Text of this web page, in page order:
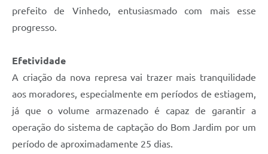
prefeito de Vinhedo, entusiasmado com mais esse
progresso.
Efetividade
A criação da nova represa vai trazer mais tranquilidade
aos moradores, especialmente em períodos de estiagem,
já que o volume armazenado é capaz de garantir a
operação do sistema de captação do Bom Jardim por um
período de aproximadamente 25 dias.